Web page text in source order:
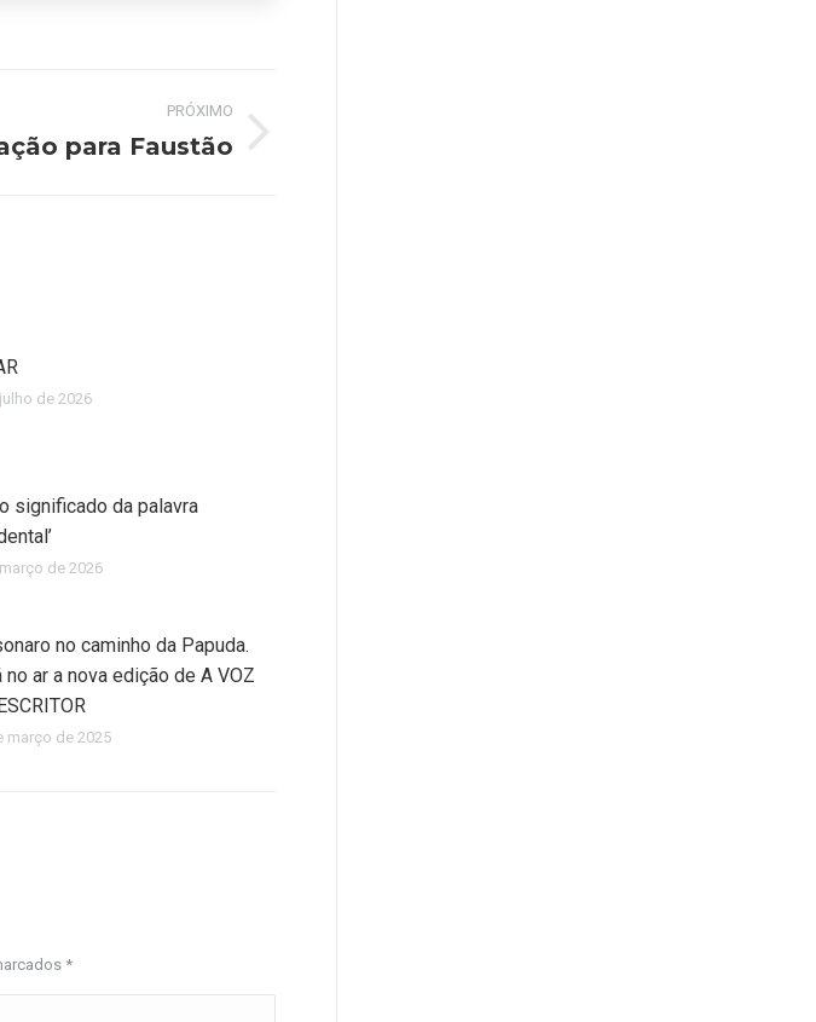
PRÓXIMO
para Faustão
de 2026
significado da palavra
de 2026
no caminho da Papuda.
no ar a nova edição de A VOZ
março de 2025
*